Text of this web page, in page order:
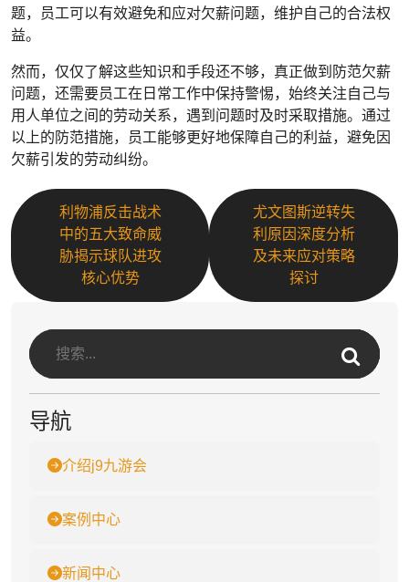
题，员工可以有效避免和应对欠薪问题，维护自己的合法权
益。
然而，仅仅了解这些知识和手段还不够，真正做到防范欠薪
问题，还需要员工在日常工作中保持警惕，始终关注自己与
用人单位之间的劳动关系，遇到问题时及时采取措施。通过
以上的防范措施，员工能够更好地保障自己的利益，避免因
欠薪引发的劳动纠纷。
利物浦反击战术
中的五大致命威
胁揭示球队进攻
核心优势
尤文图斯逆转失
利原因深度分析
及未来应对策略
探讨
导航
介绍j9九游会
案例中心
新闻中心